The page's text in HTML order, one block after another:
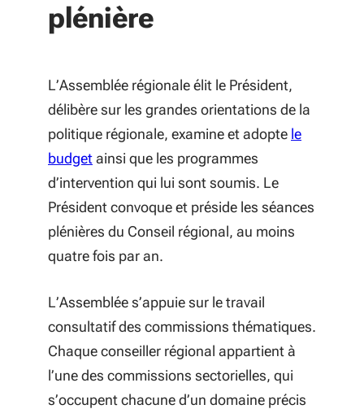
plénière
L’Assemblée régionale élit le Président,
délibère sur les grandes orientations de la
politique régionale, examine et adopte le
budgetainsi que les programmes
d’intervention qui lui sont soumis. Le
Président convoque et préside les séances
plénières du Conseil régional, au moins
quatre fois par an.
L’Assemblée s’appuie sur le travail
consultatif des commissions thématiques.
Chaque conseiller régional appartient à
l’une des commissions sectorielles, qui
s’occupent chacune d’un domaine précis